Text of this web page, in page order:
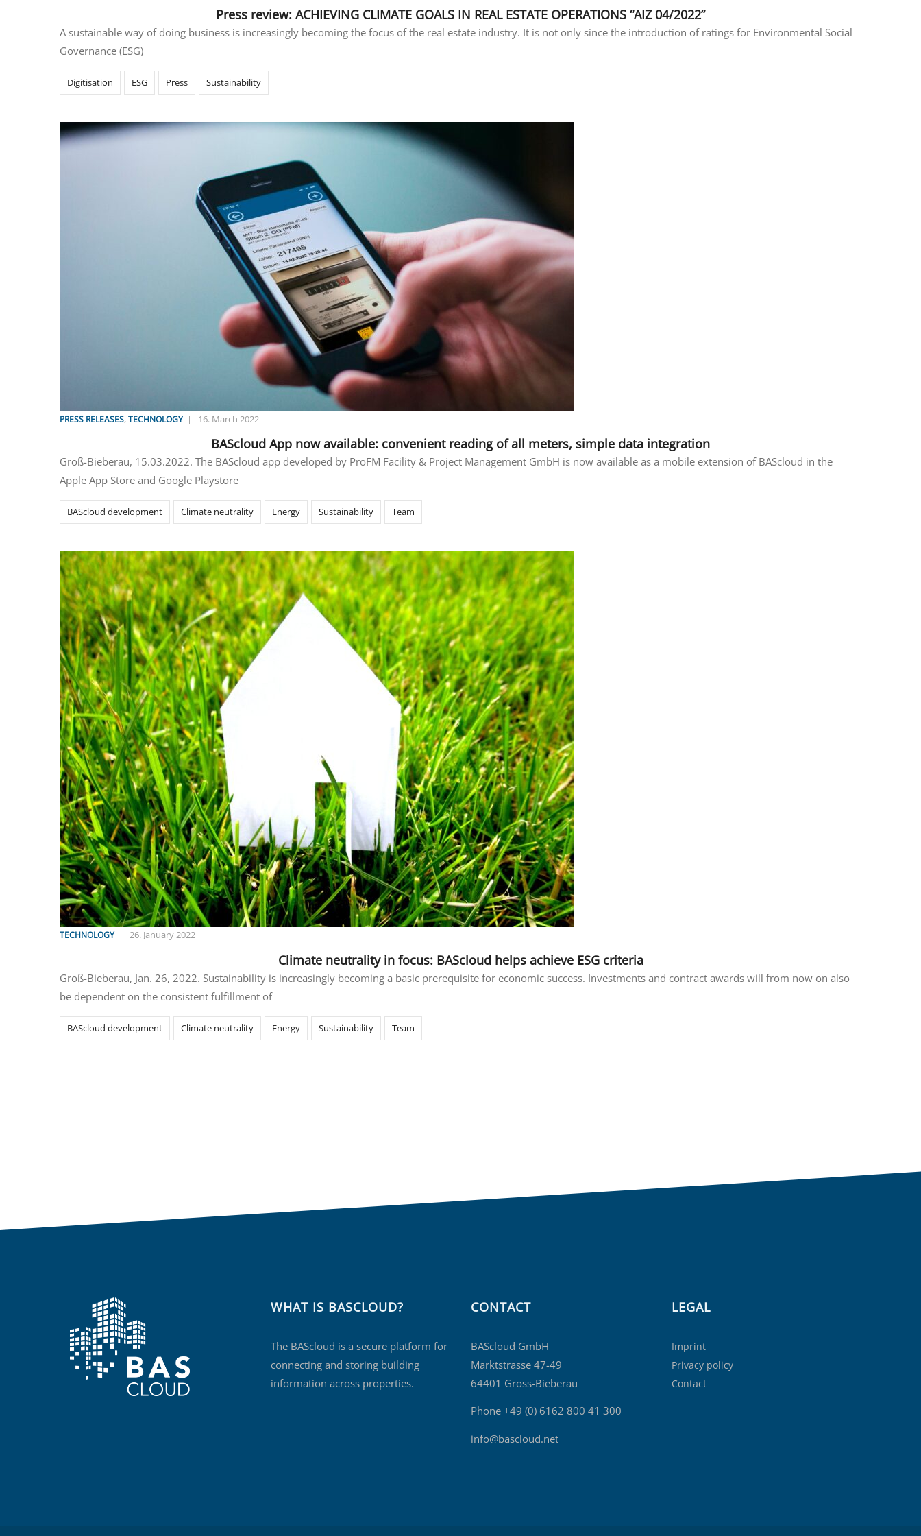
Press review: ACHIEVING CLIMATE GOALS IN REAL ESTATE OPERATIONS “AIZ 04/2022”
A sustainable way of doing business is increasingly becoming the focus of the real estate industry. It is not only since the introduction of ratings for Environmental Social
Governance (ESG)
Digitisation ESG Press Sustainability
PRESS RELEASES,TECHNOLOGY| 16. March 2022
BAScloud App now available: convenient reading of all meters, simple data integration
Groß-Bieberau, 15.03.2022. The BAScloud app developed by ProFM Facility & Project Management GmbH is now available as a mobile extension of BAScloud in the
Apple App Store and Google Playstore
BAScloud development Climate neutrality Energy Sustainability Team
TECHNOLOGY| 26. January 2022
Climate neutrality in focus: BAScloud helps achieve ESG criteria
Groß-Bieberau, Jan. 26, 2022. Sustainability is increasingly becoming a basic prerequisite for economic success. Investments and contract awards will from now on also
be dependent on the consistent fulfillment of
BAScloud development Climate neutrality Energy Sustainability Team
WHAT IS BASCLOUD?
The BAScloud is a secure platform for
connecting and storing building
information across properties.
CONTACT
BAScloud GmbH
Marktstrasse 47-49
64401 Gross-Bieberau
Phone +49 (0) 6162 800 41 300
info@bascloud.net
LEGAL
Imprint
Privacy policy
Contact